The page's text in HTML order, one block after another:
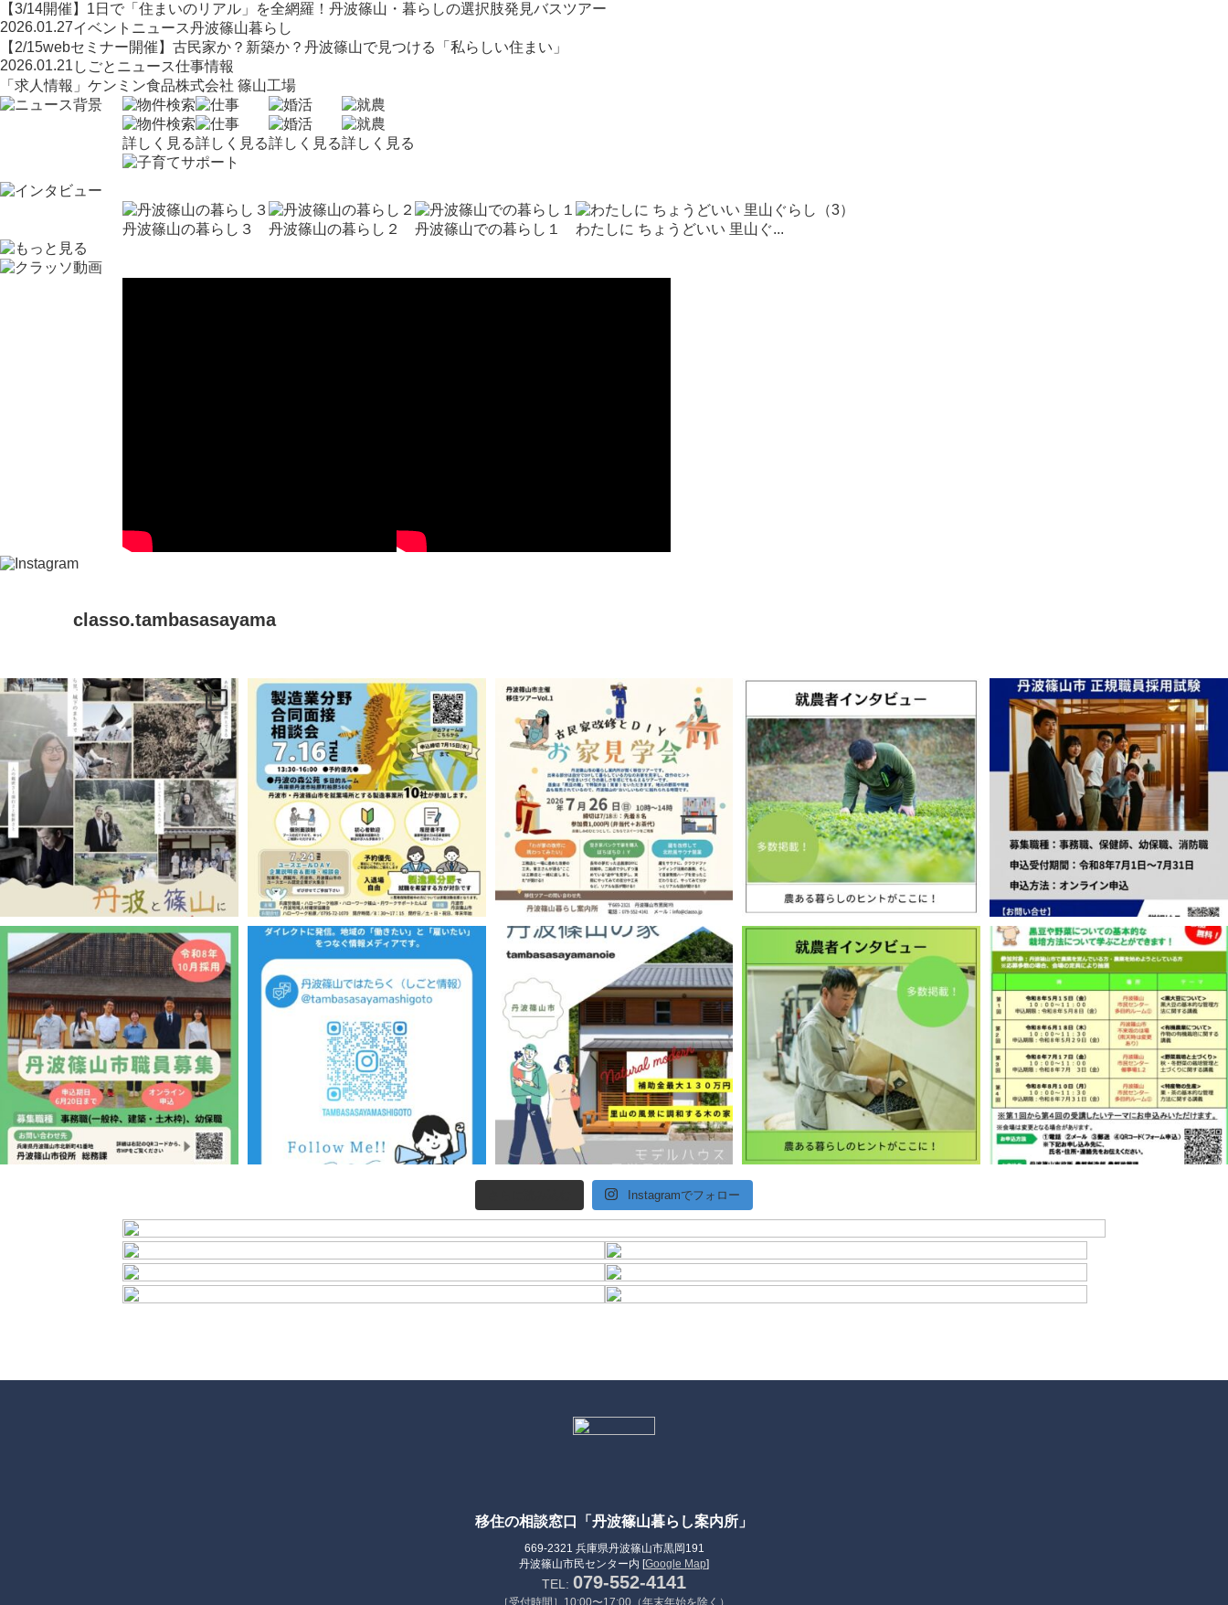
【3/14開催】1日で「住まいのリアル」を全網羅！丹波篠山・暮らしの選択肢発見バスツアー
2026.01.27イベント ニュース丹波篠山暮らし
【2/15webセミナー開催】古民家か？新築か？丹波篠山で見つける「私らしい住まい」
2026.01.21 しごと ニュース仕事情報
「求人情報」ケンミン食品株式会社 篠山工場
詳しく見る詳しく見る詳しく見る詳しく見る
丹波篠山の暮らし３ 丹波篠山の暮らし２ 丹波篠山での暮らし１ わたしに ちょうどいい 里山ぐ...
classo.tambasasayama
Instagramでフォロー
移住の相談窓口「丹波篠山暮らし案内所」
669-2321 兵庫県丹波篠山市黒岡191
丹波篠山市民センター内 [Google Map]
TEL: 079-552-4141
［受付時間］10:00〜17:00（年末年始を除く）